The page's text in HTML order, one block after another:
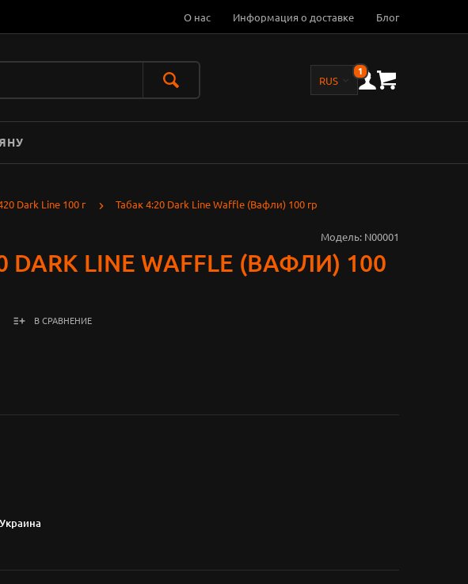
О нас Информация о доставке Блог
1
Dark Line 100 г Табак 4:20 Dark Line Waffle (Вафли) 100 гр
Модель: N00001
DARK LINE WAFFLE (ВАФЛИ) 100
В СРАВНЕНИЕ
Украина